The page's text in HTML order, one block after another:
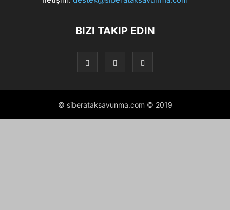
BIZI TAKIP EDIN
© siberataksavunma.com © 2019